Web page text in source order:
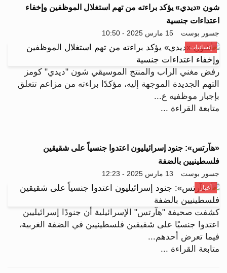
شون «ديدي» يؤكد براءته من تهم استغلال الموظفين وإخفاء
اعتداءات جنسية
جسور بوست 15 مارس 2025 - 10:50
إنسانيات
رفض مغني الراب والمنتج الموسيقي شون "ديدي" كومز
التهم الجديدة الموجهة إليه، مؤكدًا براءته من مزاعم تتعلق
بإجبار موظفيه ع...
متابعة القراءة ...
«هآرتس»: جنود إسرائيليون اعتدوا جنسياً على شقيقين
فلسطينيين بالضفة
جسور بوست 13 مارس 2025 - 12:23
أخبار
كشفت صحيفة "هآرتس" الإسرائيلية أن جنودًا إسرائيليين
اعتدوا جنسيًا على شقيقين فلسطينيين في الضفة الغربية،
فيما تعرض أحدهم...
متابعة القراءة ...